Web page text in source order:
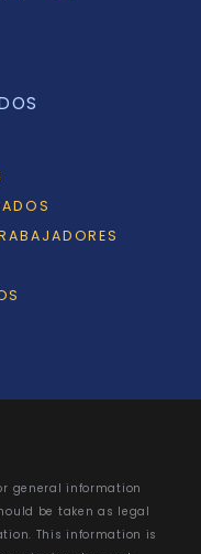
general information
be taken as legal
This information is